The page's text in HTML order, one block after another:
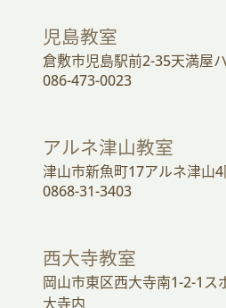
児島教室
倉敷市児島駅前2-35天満屋
086-473-0023
アルネ津山教室
津山市新魚町17アルネ津山
0868-31-3403
西大寺教室
岡山市東区西大寺南1-2-1ス
大寺内